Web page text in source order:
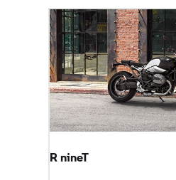
R nineT